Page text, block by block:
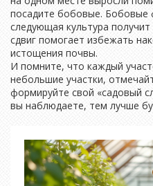
посадите бобовые. Бобовые
следующая культура
сдвиг помогает избежать
истощения почвы.
И помните, что каждый
небольшие участки,
формируйте свой «садовый
вы наблюдаете, тем лучше